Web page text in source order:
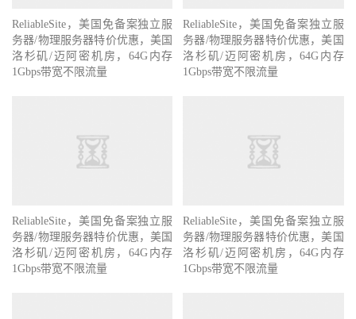
ReliableSite，美国免备案独立服
务器/物理服务器特价优惠，美国
洛杉矶/迈阿密机房，64G内存
1Gbps带宽不限流量
ReliableSite，美国免备案独立服
务器/物理服务器特价优惠，美国
洛杉矶/迈阿密机房，64G内存
1Gbps带宽不限流量
ReliableSite，美国免备案独立服
务器/物理服务器特价优惠，美国
洛杉矶/迈阿密机房，64G内存
1Gbps带宽不限流量
ReliableSite，美国免备案独立服
务器/物理服务器特价优惠，美国
洛杉矶/迈阿密机房，64G内存
1Gbps带宽不限流量